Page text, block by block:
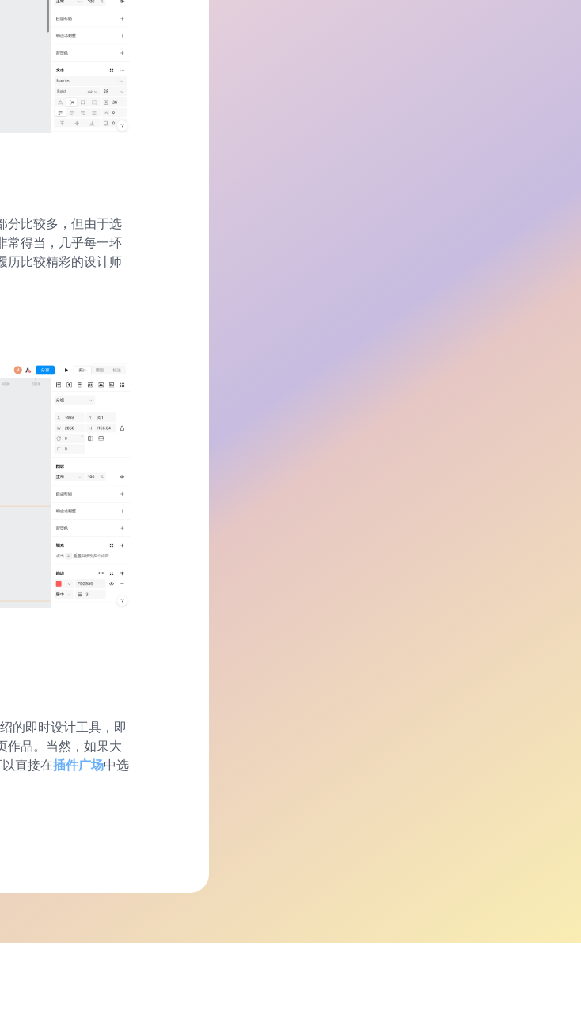
分比较多，但由于选
常得当，几乎每一环
历比较精彩的设计师
的即时设计工具，即
作品。当然，如果大
直接在插件广场中选